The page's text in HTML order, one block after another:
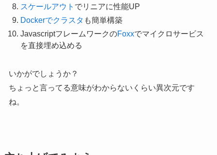
スケールアウト でリニアに性能UP
Dockerでクラスタ も簡単構築
JavascriptフレームワークのFoxxでマイクロサービス
を直接埋め込める
いかがでしょうか？
ちょっと言ってる意味がわからないくらい異次元です
ね。